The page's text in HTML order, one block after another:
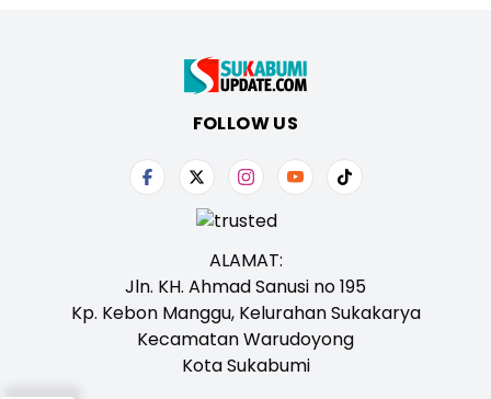
FOLLOW US
ALAMAT:
Jln. KH. Ahmad Sanusi no 195
Kp. Kebon Manggu, Kelurahan Sukakarya
Kecamatan Warudoyong
Kota Sukabumi